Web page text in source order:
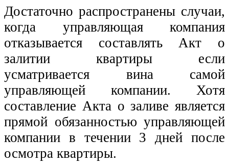
Достаточно распространены случаи,
когда управляющая компания
отказывается составлять Акт о
залитии квартиры если
усматривается вина самой
управляющей компании. Хотя
составление Акта о заливе является
прямой обязанностью управляющей
компании в течении 3 дней после
осмотра квартиры.